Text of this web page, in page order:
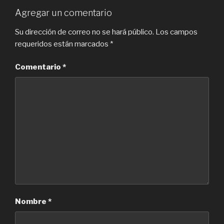
Agregar un comentario
Su dirección de correo no se hará público. Los campos
requeridos están marcados *
Comentario *
Nombre *